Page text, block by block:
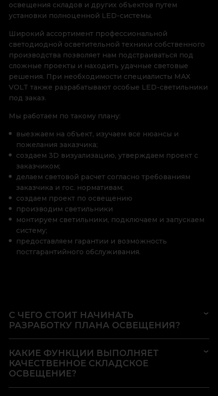
освещения складов и других объектов путем
установки полноценной LED-системы.
Широкий ассортимент профессиональной
светодиодной осветительной техники собственного
производства позволяет нам подстраиваться под
сложные проекты и находить удачные световые
решения. При необходимости специалисты MAX
VOLT также разрабатывают особые LED-светильники
под заказ.
Мы работаем по такому плану:
выезжаем на объект, изучаем все нюансы и
пожелания заказчика;
создаем 3D визуализацию, утверждаем проект с
заказчиком;
делаем световой расчет согласно требованиям
заказчика и гос. нормативам;
создаем проект по освещению
производим светильники
монтируем светильники, подключаем и запускаем
систему;
предоставляем гарантии и возможность
постгарантийного обслуживания.
С ЧЕГО СТОИТ НАЧИНАТЬ
РАЗРАБОТКУ ПЛАНА ОСВЕЩЕНИЯ?
КАКИЕ ФУНКЦИИ ВЫПОЛНЯЕТ
КАЧЕСТВЕННОЕ СКЛАДСКОЕ
ОСВЕЩЕНИЕ?